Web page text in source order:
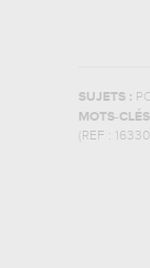
SUJETS :
MOTS-
(REF :